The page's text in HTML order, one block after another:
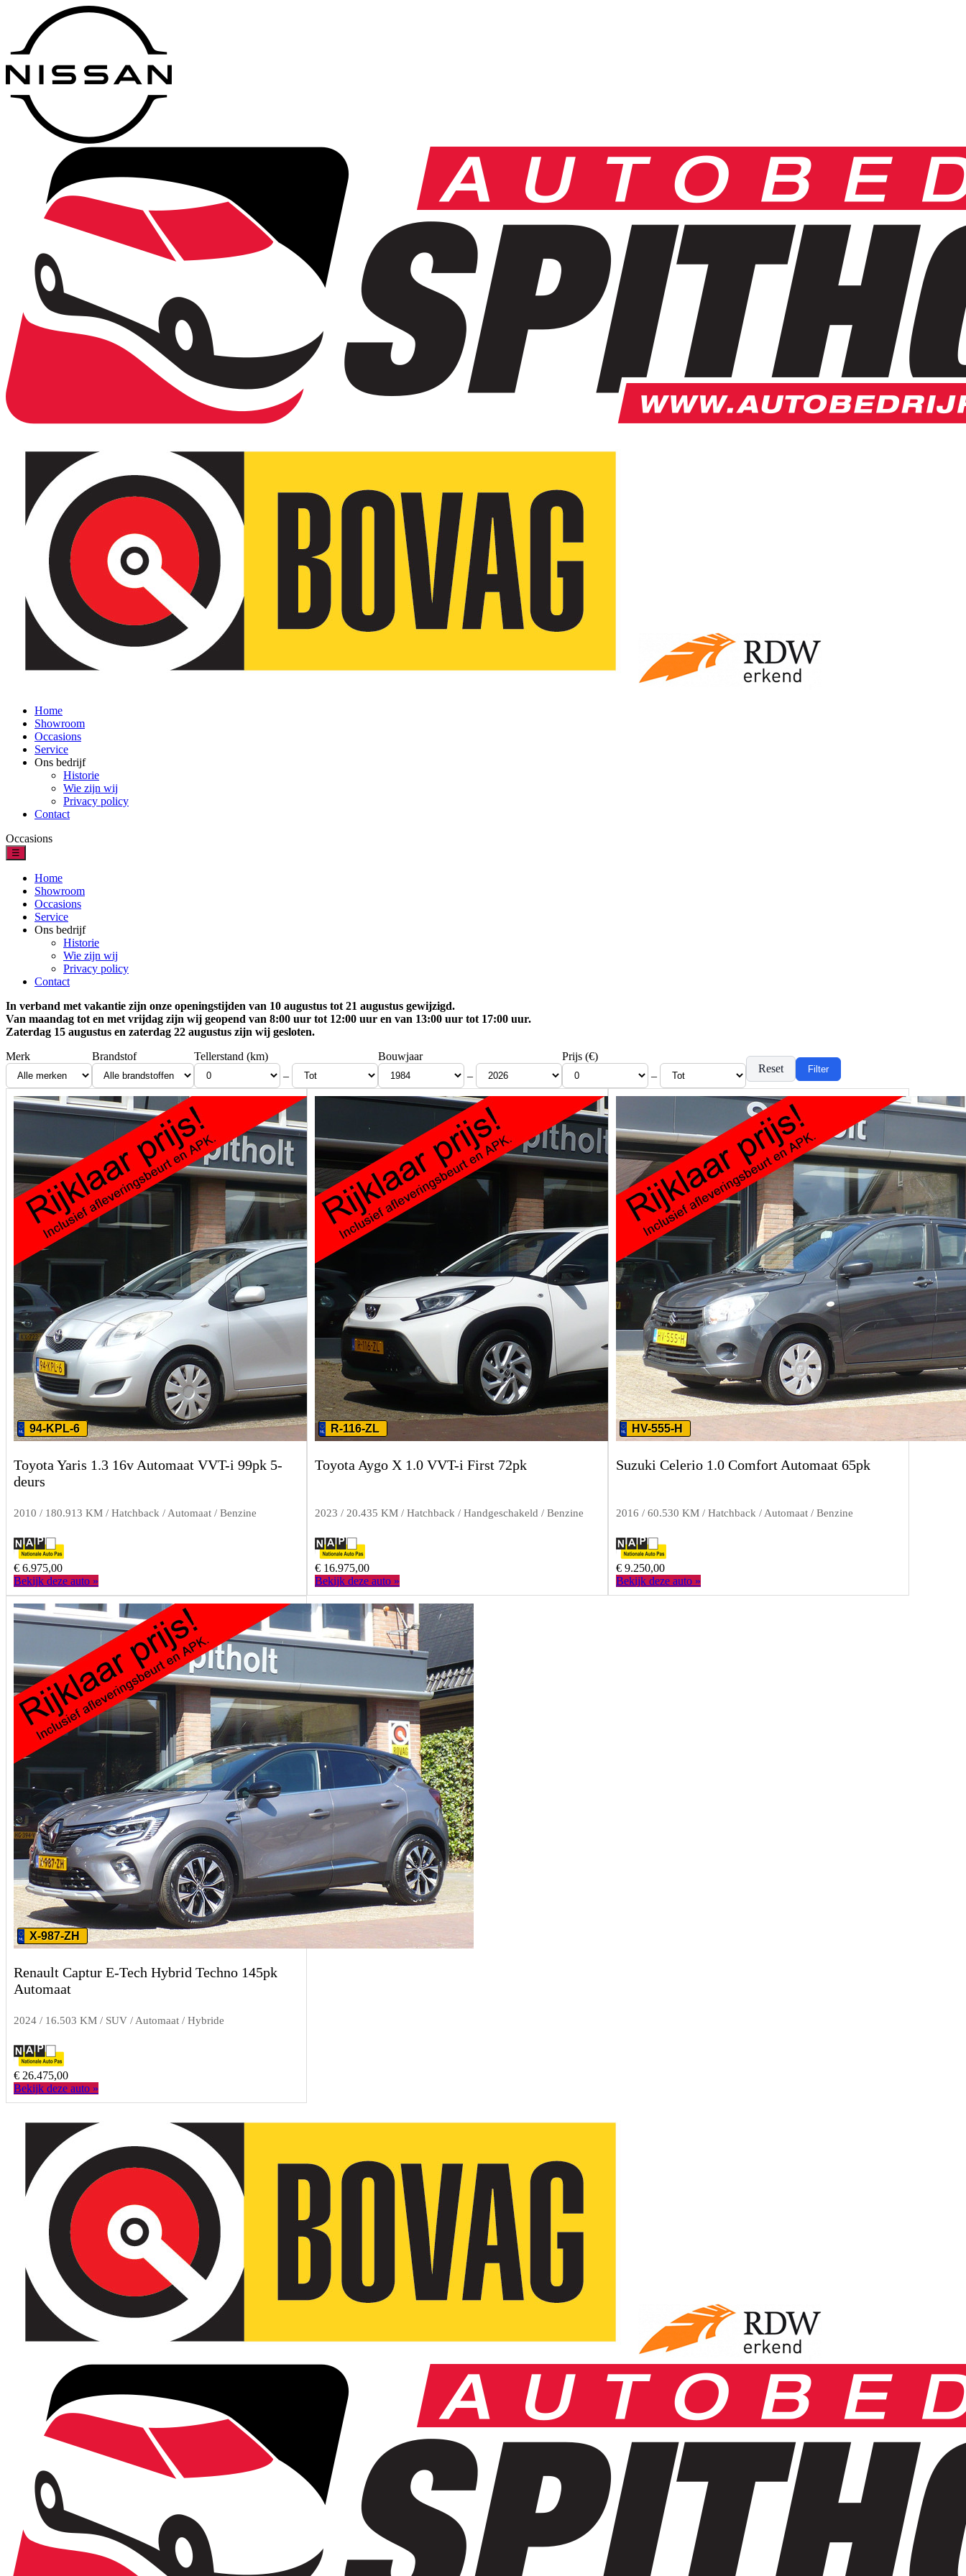
Home
Showroom
Occasions
Service
Ons bedrijf
Historie
Wie zijn wij
Privacy policy
Contact
Occasions
☰
Home
Showroom
Occasions
Service
Ons bedrijf
Historie
Wie zijn wij
Privacy policy
Contact
In verband met vakantie zijn onze openingstijden van 10 augustus tot 21 augustus gewijzigd.
Van maandag tot en met vrijdag zijn wij geopend van 8:00 uur tot 12:00 uur en van 13:00 uur tot 17:00 uur.
Zaterdag 15 augustus en zaterdag 22 augustus zijn wij gesloten.
Merk
Brandstof
Tellerstand (km)
–
Bouwjaar
–
Prijs (€)
–
Reset Filter
94-KPL-6
Toyota Yaris 1.3 16v Automaat VVT-i 99pk 5-
deurs
2010 / 180.913 KM / Hatchback / Automaat / Benzine
€ 6.975,00
Bekijk deze auto »
R-116-ZL
Toyota Aygo X 1.0 VVT-i First 72pk
2023 / 20.435 KM / Hatchback / Handgeschakeld / Benzine
€ 16.975,00
Bekijk deze auto »
HV-555-H
Suzuki Celerio 1.0 Comfort Automaat 65pk
2016 / 60.530 KM / Hatchback / Automaat / Benzine
€ 9.250,00
Bekijk deze auto »
X-987-ZH
Renault Captur E-Tech Hybrid Techno 145pk
Automaat
2024 / 16.503 KM / SUV / Automaat / Hybride
€ 26.475,00
Bekijk deze auto »